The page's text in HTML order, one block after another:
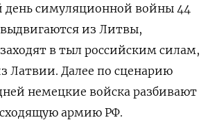
день симуляционной войны 44
выдвигаются из Литвы,
в тыл российским силам,
Латвии. Далее по сценарию
немецкие войска разбивают
армию РФ.